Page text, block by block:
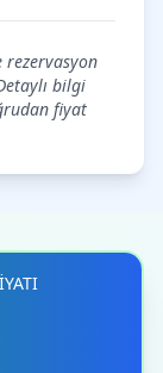
rezervasyon
bilgi
fiyat